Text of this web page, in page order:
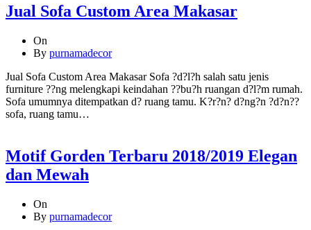
Jual Sofa Custom Area Makasar
On
By purnamadecor
Jual Sofa Custom Area Makasar Sofa ?d?l?h salah satu jenis
furniture ??ng melengkapi keindahan ??bu?h ruangan d?l?m rumah.
Sofa umumnya ditempatkan d? ruang tamu. K?r?n? d?ng?n ?d?n??
sofa, ruang tamu…
Motif Gorden Terbaru 2018/2019 Elegan
dan Mewah
On
By purnamadecor